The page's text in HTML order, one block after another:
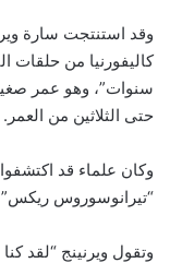
وقد استنتجت سارة
سنوات”، وهو عمر
حتى الثلاثين من العمر.
وكان علماء قد
“تيرانوسوروس ريكس”
وتقول ويرنينج “لقد